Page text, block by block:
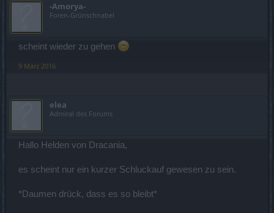
-Amorya-
Foren-Grünschnabel
scheint wieder zu gehen
9 März 2016
elea
Admiral des Forums
Hallo Helden von Dracania,
es scheint nur ein kurzer Schluckauf gewesen zu sein.
*Daumen drück, dass es so bleibt*